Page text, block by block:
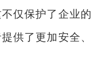
仅保护了企业的
供了更加安全、